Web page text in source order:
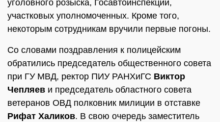
уголовного розыска, Госавтоинспекции,
участковых уполномоченных. Кроме того,
некоторым сотрудникам вручили первые погоны.
Со словами поздравления к полицейским
обратились председатель общественного совета
при ГУ МВД, ректор ПИУ РАНХиГС Виктор
Чепляев и председатель областного совета
ветеранов ОВД полковник милиции в отставке
Рифат Халиков. В свою очередь заместитель